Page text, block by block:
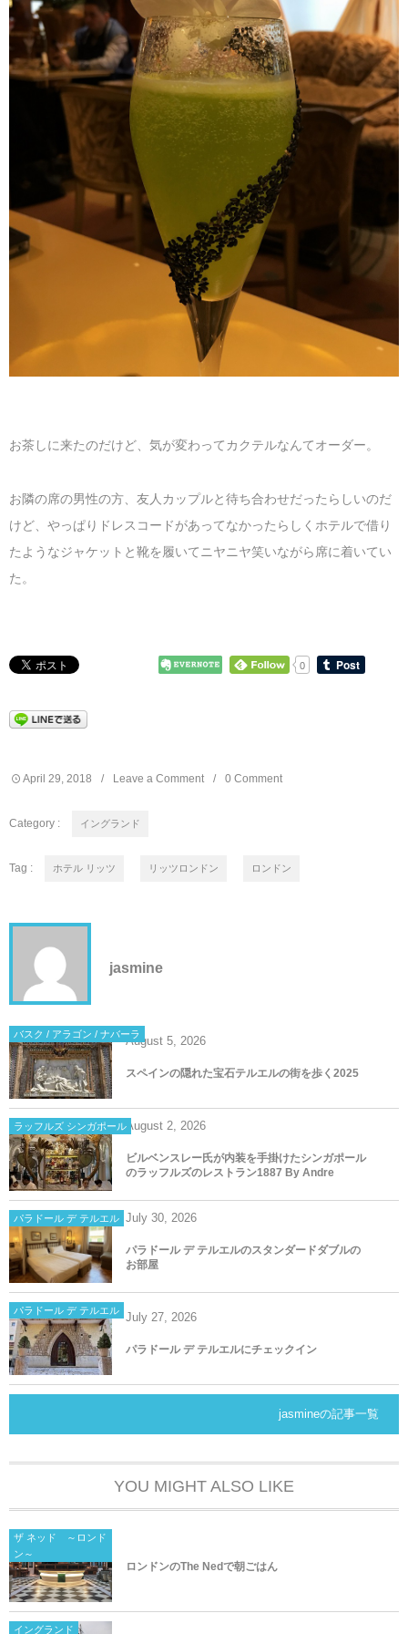
お茶しに来たのだけど、気が変わってカクテルなんてオーダー。
お隣の席の男性の方、友人カップルと待ち合わせだったらしいのだ
けど、やっぱりドレスコードがあってなかったらしくホテルで借り
たようなジャケットと靴を履いてニヤニヤ笑いながら席に着いてい
た。
0
April 29 2018 Leave a Comment 0 Comment
Category : イングランド
Tag : ホテル リッツ リッツロンドン ロンドン
jasmine
バスク / アラゴン / ナバーラAugust 5 2026
スペインの隠れた宝石テルエルの街を歩く2025
ラッフルズ シンガポールAugust 2 2026
ビルベンスレー氏が内装を手掛けたシンガポール
のラッフルズのレストラン1887 By Andre
パラドール デ テルエル July 30 2026
パラドール デ テルエルのスタンダードダブルの
お部屋
パラドール デ テルエル July 27 2026
パラドール デ テルエルにチェックイン
jasmineの記事一覧
YOU MIGHT ALSO LIKE
ザ ネッド ～ロンド
ン～
ロンドンのThe Nedで朝ごはん
イングランド